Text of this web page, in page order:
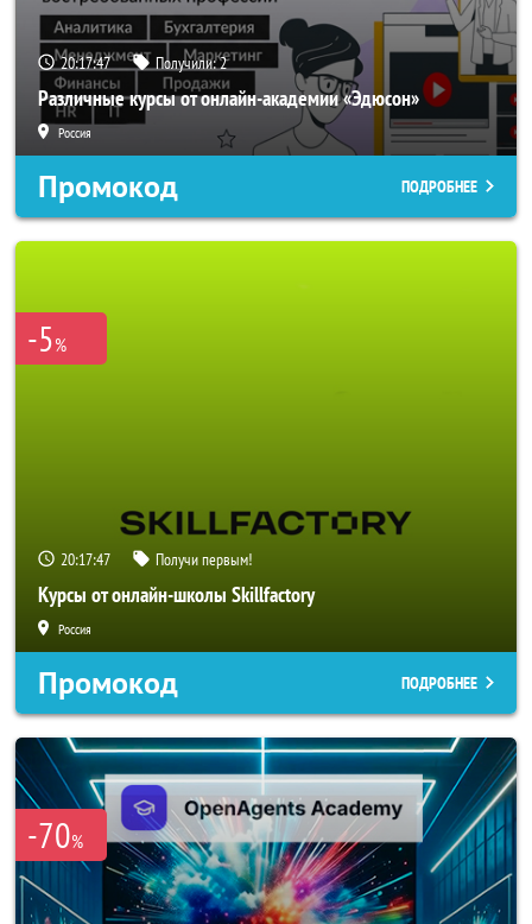
20:17:45 Получили:2
Различные курсы от онлайн-академии «Эдюсон»
Россия
Промокод ПОДРОБНЕЕ
-5%
20:17:45 Получи первым!
Курсы от онлайн-школы Skillfactory
Россия
Промокод ПОДРОБНЕЕ
-70%